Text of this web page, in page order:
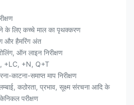
के लिए कच्चे माल का पृथक्करण
और हैमरिंग अंत
ऑन लाइन निरीक्षण
+LC, +N, Q+T
काटना-समाप्त माप निरीक्षण
कठोरता, प्रभाव, सूक्ष्म संरचना आदि के
परीक्षण